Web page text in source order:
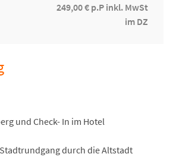
249,00 € p.P inkl. MwSt
im DZ
und Check- In im Hotel
durch die Altstadt